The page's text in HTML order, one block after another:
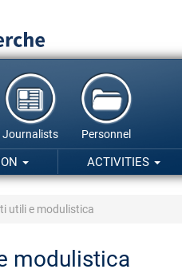
Journalists Personnel
ACTIVITIES
utili e modulistica
modulistica